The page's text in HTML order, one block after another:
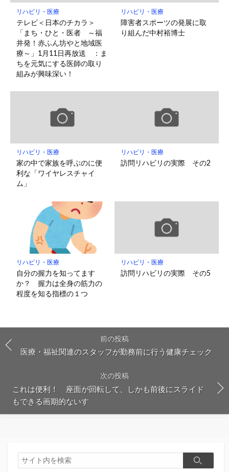
リハビリ・医療
テレビ＜日本のチカラ＞
「まち・ひと・医者 ～福
井発！赤ふん坊やと地域医
療～」1月11日再放送 ：ま
ちを元気にする医師の取り
組みが興味深い！
リハビリ・医療
障害者スポーツの発展に取
り組んだ中村裕博士
リハビリ・医療
家の中で家族を呼ぶのに便
利な「ワイヤレスチャイ
ム」
リハビリ・医療
訪問リハビリの実際 その2
リハビリ・医療
自分の握力を知ってます
か？ 握力は全身の筋力の
程度を知る指標の１つ
リハビリ・医療
訪問リハビリの実際 その5
前の投稿
医療・福祉関連のスタッフが勤務前に行う健康チェック
次の投稿
これは便利！ 座面が回転して、しかも前後にスライド
もできる画期的ないす
検
索
検